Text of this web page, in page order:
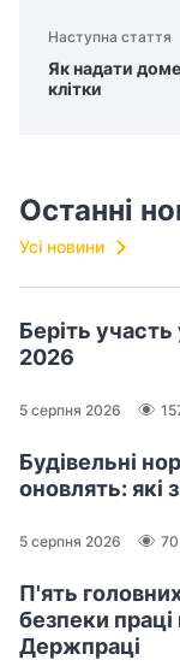
Наступна стаття
Як надати
клітки
Останні
Усі новини
Беріть
2026
5 серпня 2026
Будівельні
оновлять: які
5 серпня 2026 70
П'ять
безпеки праці
Держпраці